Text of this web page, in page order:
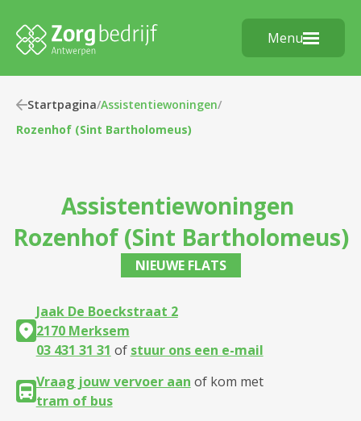
Menu
Startpagina/Assistentiewoningen/
Rozenhof (Sint Bartholomeus)
Assistentiewoningen
Rozenhof (Sint Bartholomeus)
NIEUWE FLATS
Jaak De Boeckstraat 2
2170 Merksem
03 431 31 31 of stuur ons een e-mail
Vraag jouw vervoer aan of kom met
tram of bus